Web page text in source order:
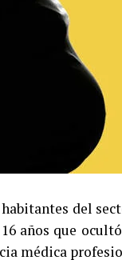
del
años que
médica